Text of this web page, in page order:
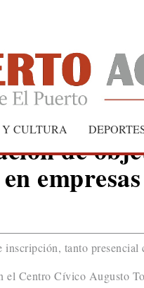
CULTURA
de
tanto presencial
el Centro Cívico Augusto